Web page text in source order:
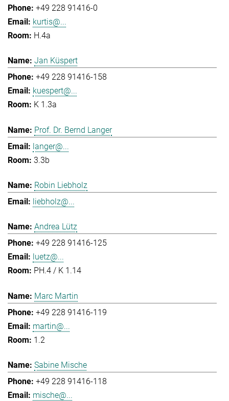
+49 228 91416-0
kurtis@...
H.4a
Jan Küspert
+49 228 91416-158
kuespert@...
K 1.3a
Prof. Dr. Bernd Langer
langer@...
3.3b
Robin Liebholz
liebholz@...
Andrea Lütz
+49 228 91416-125
luetz@...
PH.4 / K 1.14
Marc Martin
+49 228 91416-119
martin@...
1.2
Sabine Mische
+49 228 91416-118
mische@...